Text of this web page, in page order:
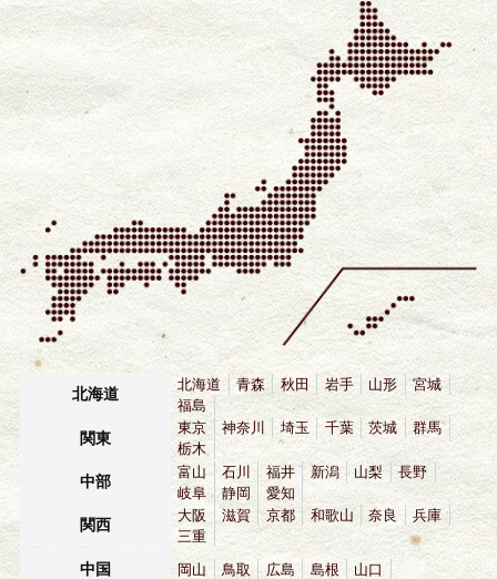
北海道
北海道 青森 秋田 岩手 山形
宮城
福島
関東
東京 神奈川 埼玉 千葉 茨城
群馬
栃木
中部
富山 石川 福井 新潟 山梨
長野
岐阜
静岡 愛知
関西
大阪 滋賀 京都 和歌山 奈良
兵庫
三重
中国 岡山 鳥取 広島 島根 山口